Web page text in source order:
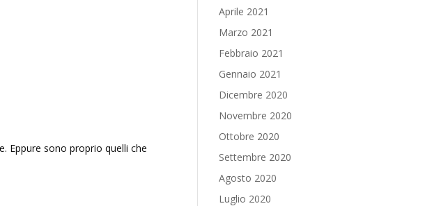
Eppure sono proprio quelli che
Aprile 2021
Marzo 2021
Febbraio 2021
Gennaio 2021
Dicembre 2020
Novembre 2020
Ottobre 2020
Settembre 2020
Agosto 2020
Luglio 2020